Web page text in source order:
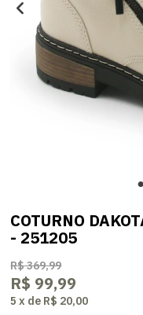
COTURNO
- 251205
R$ 369,99
R$ 99,99
5 x de R$ 20,00